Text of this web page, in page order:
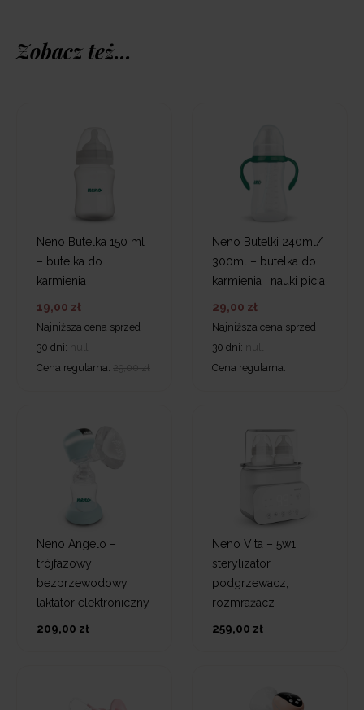
Zobacz też...
Neno Butelka 150 ml
– butelka do
karmienia
19,00 zł
Najniższa cena sprzed
30 dni: null
Cena regularna: 29,00 zł
Neno Butelki 240ml/
300ml – butelka do
karmienia i nauki picia
29,00 zł
Najniższa cena sprzed
30 dni: null
Cena regularna:
Neno Angelo –
trójfazowy
bezprzewodowy
laktator elektroniczny
209,00 zł
Neno Vita – 5w1,
sterylizator,
podgrzewacz,
rozmrażacz
259,00 zł